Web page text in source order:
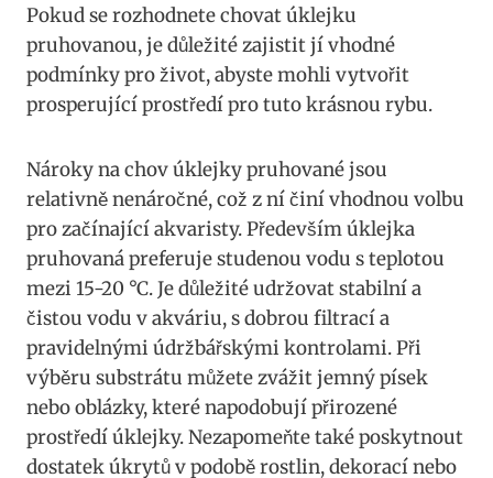
Pokud se rozhodnete chovat⁤ úklejku
pruhovanou, ​je důležité zajistit ‍jí vhodné
podmínky pro život, abyste mohli vytvořit‍
prosperující prostředí pro ⁤tuto krásnou rybu.
Nároky na chov úklejky pruhované jsou
relativně​ nenáročné, což z ​ní činí⁤ vhodnou volbu
pro začínající‌ akvaristy. Především úklejka
pruhovaná preferuje studenou vodu s teplotou
mezi 15-20 °C. Je ⁣důležité udržovat⁢ stabilní⁤ a
čistou vodu v akváriu, s dobrou filtrací a
pravidelnými údržbářskými kontrolami. Při
výběru substrátu můžete zvážit jemný písek
nebo oblázky, ⁣které napodobují přirozené
prostředí úklejky. ‍Nezapomeňte také poskytnout
dostatek úkrytů v podobě rostlin, dekorací nebo